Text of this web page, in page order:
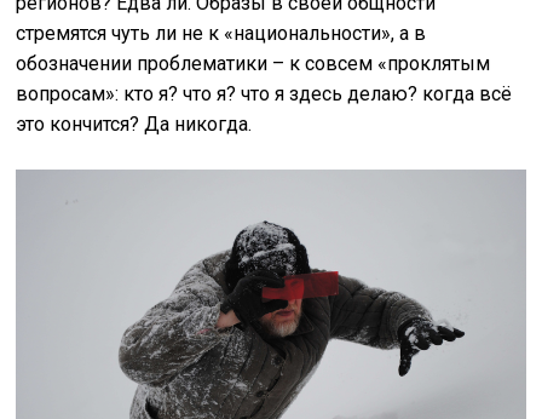
стремятся чуть ли не к «национальности», а в
обозначении проблематики – к совсем «проклятым
вопросам»: кто я? что я? что я здесь делаю? когда всё
это кончится? Да никогда.